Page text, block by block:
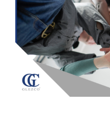
imagen
más
grande